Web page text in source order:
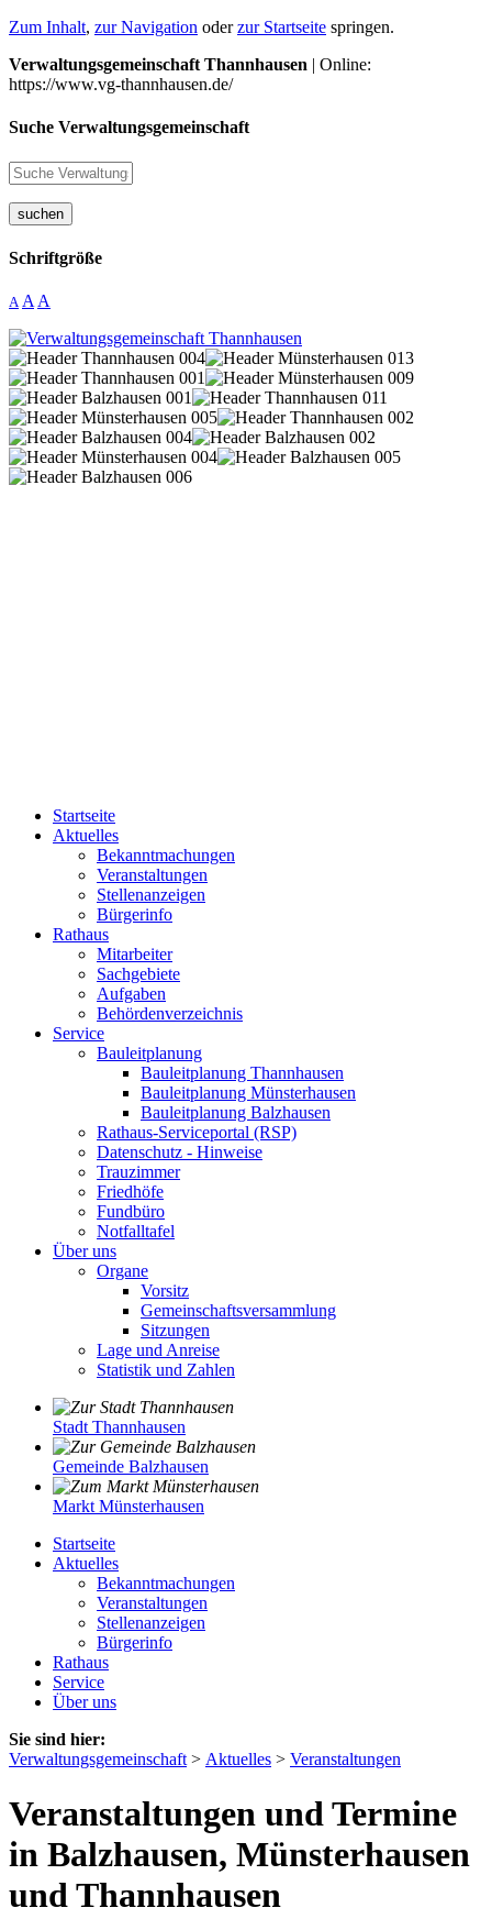
Zum Inhalt, zur Navigation oderzur Startseite springen.
Verwaltungsgemeinschaft Thannhausen | Online:
https://www.vg-thannhausen.de/
Suche Verwaltungsgemeinschaft
suchen
Schriftgröße
A A A
Startseite
Aktuelles
Bekanntmachungen
Veranstaltungen
Stellenanzeigen
Bürgerinfo
Rathaus
Mitarbeiter
Sachgebiete
Aufgaben
Behördenverzeichnis
Service
Bauleitplanung
Bauleitplanung Thannhausen
Bauleitplanung Münsterhausen
Bauleitplanung Balzhausen
Rathaus-Serviceportal (RSP)
Datenschutz - Hinweise
Trauzimmer
Friedhöfe
Fundbüro
Notfalltafel
Über uns
Organe
Vorsitz
Gemeinschaftsversammlung
Sitzungen
Lage und Anreise
Statistik und Zahlen
Stadt Thannhausen
Gemeinde Balzhausen
Markt Münsterhausen
Startseite
Aktuelles
Bekanntmachungen
Veranstaltungen
Stellenanzeigen
Bürgerinfo
Rathaus
Service
Über uns
Sie sind hier:
Verwaltungsgemeinschaft > Aktuelles > Veranstaltungen
Veranstaltungen und Termine
in Balzhausen, Münsterhausen
und Thannhausen